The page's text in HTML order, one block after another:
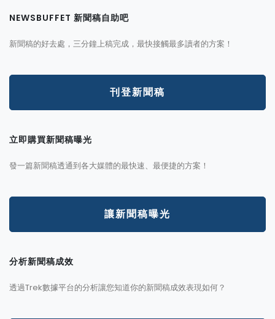
NEWSBUFFET 新聞稿自助吧
新聞稿的好去處，三分鐘上稿完成，最快接觸最多讀者的方案！
刊登新聞稿
立即購買新聞稿曝光
發一篇新聞稿透通到各大媒體的最快速、最便捷的方案！
讓新聞稿曝光
分析新聞稿成效
透過Trek數據平台的分析讓您知道你的新聞稿成效表現如何？